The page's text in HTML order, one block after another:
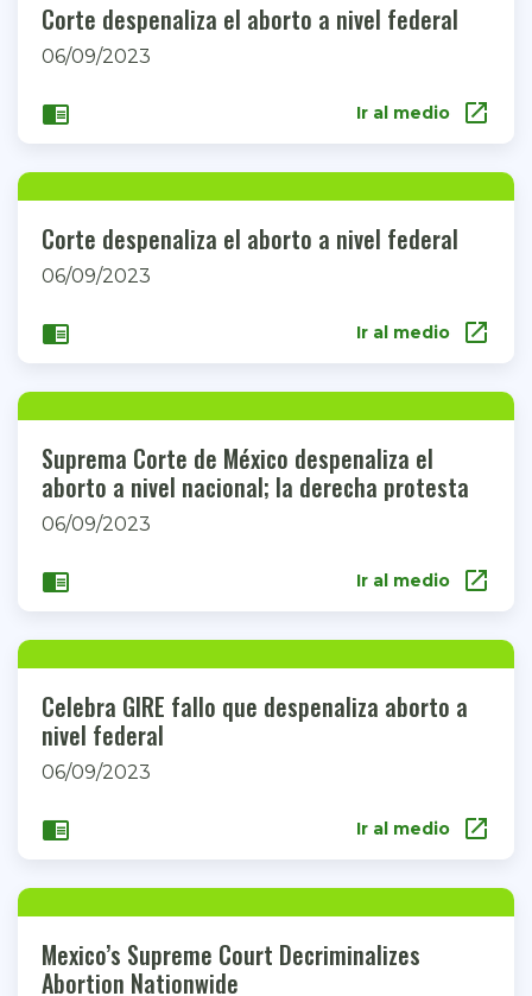
Corte despenaliza el aborto a nivel federal
06/09/2023
chrome_reader_mode Ir al medio open_in_new
Corte despenaliza el aborto a nivel federal
06/09/2023
chrome_reader_mode Ir al medio open_in_new
Suprema Corte de México despenaliza el
aborto a nivel nacional; la derecha protesta
06/09/2023
chrome_reader_mode Ir al medio open_in_new
Celebra GIRE fallo que despenaliza aborto a
nivel federal
06/09/2023
chrome_reader_mode Ir al medio open_in_new
Mexico’s Supreme Court Decriminalizes
Abortion Nationwide